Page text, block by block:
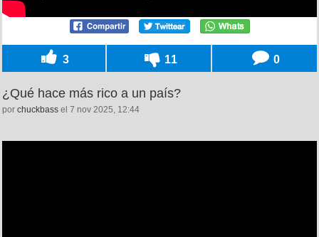
3 11 0
¿Qué hace más rico a un país?
por chuckbass el 7 nov 2025, 12:44